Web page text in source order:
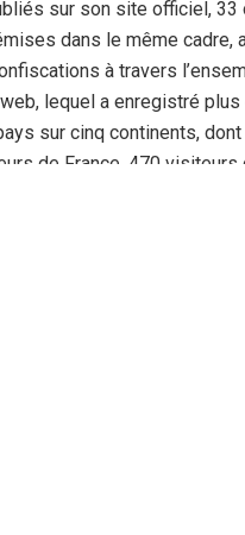
sur son site officiel,
dans le même
à travers
lequel a enregistré
sur cinq continents,
de France, 470